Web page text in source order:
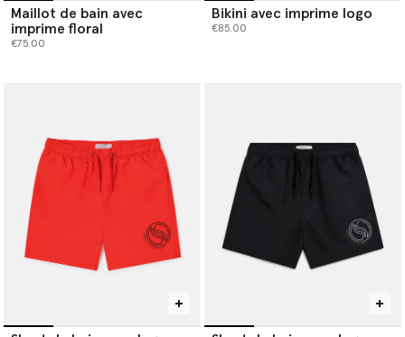
Maillot de bain avec
imprime floral
€75.00
Bikini avec imprime logo
€85.00